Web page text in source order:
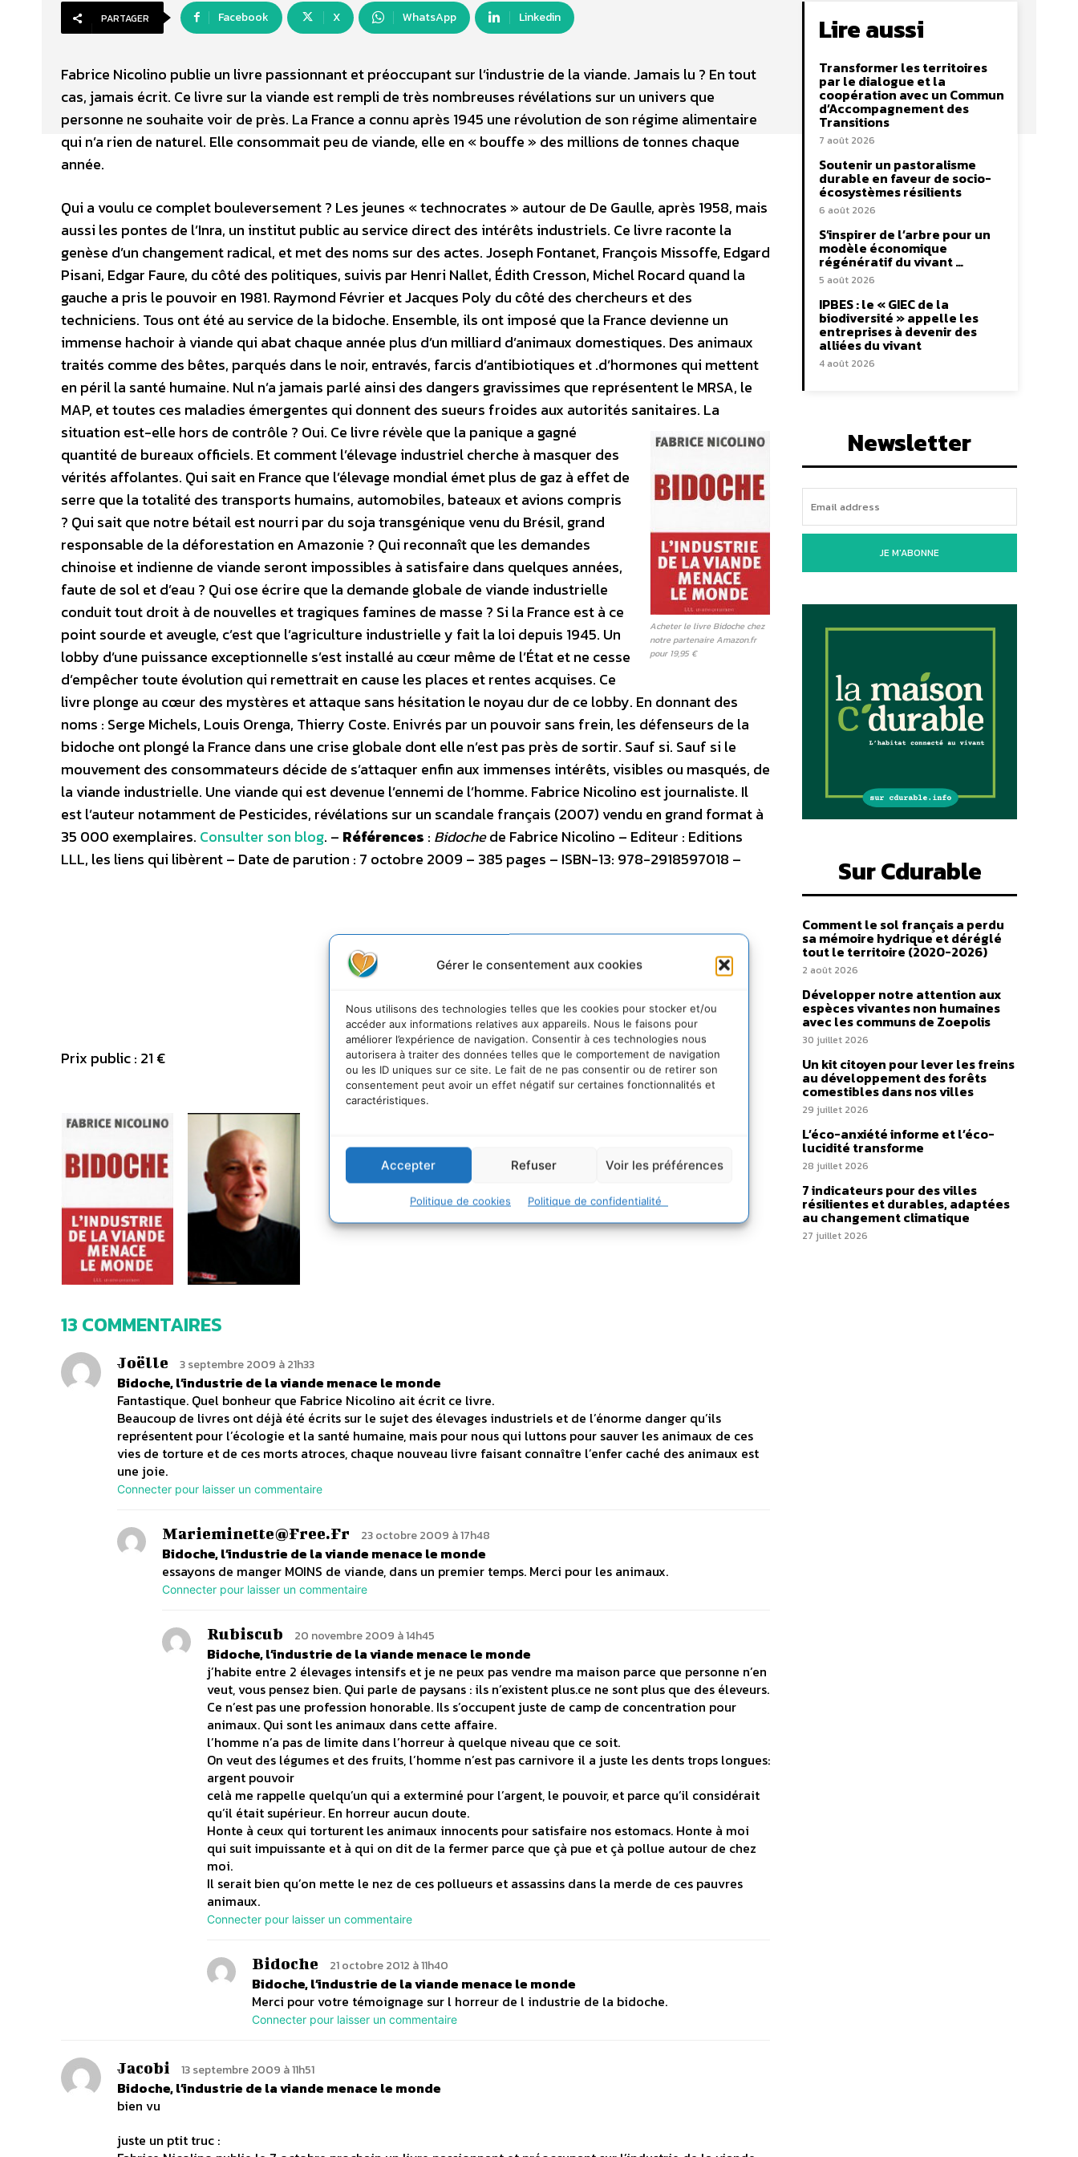
Gérer le consentement aux cookies
Nous utilisons des technologies telles que les cookies pour stocker et/ou
accéder aux informations relatives aux appareils. Nous le faisons pour
améliorer l’expérience de navigation. Consentir à ces technologies nous
autorisera à traiter des données telles que le comportement de navigation
ou les ID uniques sur ce site. Le fait de ne pas consentir ou de retirer son
consentement peut avoir un effet négatif sur certaines fonctionnalités et
caractéristiques.
Accepter Refuser Voir les préférences
Politique de cookies Politique de confidentialité
PARTAGER Facebook X WhatsApp Linkedin
Fabrice Nicolino publie un livre passionnant et préoccupant sur l’industrie de la viande. Jamais lu ? En tout
cas, jamais écrit. Ce livre sur la viande est rempli de très nombreuses révélations sur un univers que
personne ne souhaite voir de près. La France a connu après 1945 une révolution de son régime alimentaire
qui n’a rien de naturel. Elle consommait peu de viande, elle en « bouffe » des millions de tonnes chaque
année.
Qui a voulu ce complet bouleversement ? Les jeunes « technocrates » autour de De Gaulle, après 1958, mais
aussi les pontes de l’Inra, un institut public au service direct des intérêts industriels. Ce livre raconte la
genèse d’un changement radical, et met des noms sur des actes. Joseph Fontanet, François Missoffe, Edgard
Pisani, Edgar Faure, du côté des politiques, suivis par Henri Nallet, Édith Cresson, Michel Rocard quand la
gauche a pris le pouvoir en 1981. Raymond Février et Jacques Poly du côté des chercheurs et des
techniciens. Tous ont été au service de la bidoche. Ensemble, ils ont imposé que la France devienne un
immense hachoir à viande qui abat chaque année plus d’un milliard d’animaux domestiques. Des animaux
traités comme des bêtes, parqués dans le noir, entravés, farcis d’antibiotiques et .d’hormones qui mettent
en péril la santé humaine. Nul n’a jamais parlé ainsi des dangers gravissimes que représentent le MRSA, le
MAP, et toutes ces maladies émergentes qui donnent des sueurs froides aux autorités sanitaires.
Acheter le livre Bidoche chez
notre partenaire Amazon.fr
pour 19,95 €
La
situation est-elle hors de contrôle ? Oui. Ce livre révèle que la panique a gagné
quantité de bureaux officiels. Et comment l’élevage industriel cherche à masquer des
vérités affolantes. Qui sait en France que l’élevage mondial émet plus de gaz à effet de
serre que la totalité des transports humains, automobiles, bateaux et avions compris
? Qui sait que notre bétail est nourri par du soja transgénique venu du Brésil, grand
responsable de la déforestation en Amazonie ? Qui reconnaît que les demandes
chinoise et indienne de viande seront impossibles à satisfaire dans quelques années,
faute de sol et d’eau ? Qui ose écrire que la demande globale de viande industrielle
conduit tout droit à de nouvelles et tragiques famines de masse ? Si la France est à ce
point sourde et aveugle, c’est que l’agriculture industrielle y fait la loi depuis 1945. Un
lobby d’une puissance exceptionnelle s’est installé au cœur même de l’État et ne cesse
d’empêcher toute évolution qui remettrait en cause les places et rentes acquises. Ce
livre plonge au cœur des mystères et attaque sans hésitation le noyau dur de ce lobby. En donnant des
noms : Serge Michels, Louis Orenga, Thierry Coste. Enivrés par un pouvoir sans frein, les défenseurs de la
bidoche ont plongé la France dans une crise globale dont elle n’est pas près de sortir. Sauf si. Sauf si le
mouvement des consommateurs décide de s’attaquer enfin aux immenses intérêts, visibles ou masqués, de
la viande industrielle. Une viande qui est devenue l’ennemi de l’homme. Fabrice Nicolino est journaliste. Il
est l’auteur notamment de Pesticides, révélations sur un scandale français (2007) vendu en grand format à
35 000 exemplaires. Consulter son blog. – Références : Bidochede Fabrice Nicolino – Editeur : Editions
LLL, les liens qui libèrent – Date de parution : 7 octobre 2009 – 385 pages – ISBN-13: 978-2918597018 –
Prix public : 21 €
13 COMMENTAIRES
Joëlle 3 septembre 2009 à 21h33
Bidoche, l’industrie de la viande menace le monde
Fantastique. Quel bonheur que Fabrice Nicolino ait écrit ce livre.
Beaucoup de livres ont déjà été écrits sur le sujet des élevages industriels et de l’énorme danger qu’ils
représentent pour l’écologie et la santé humaine, mais pour nous qui luttons pour sauver les animaux de ces
vies de torture et de ces morts atroces, chaque nouveau livre faisant connaître l’enfer caché des animaux est
une joie.
Connecter pour laisser un commentaire
Marieminette@free.fr 23 octobre 2009 à 17h48
Bidoche, l’industrie de la viande menace le monde
essayons de manger MOINS de viande, dans un premier temps. Merci pour les animaux.
Connecter pour laisser un commentaire
Rubiscub 20 novembre 2009 à 14h45
Bidoche, l’industrie de la viande menace le monde
j’habite entre 2 élevages intensifs et je ne peux pas vendre ma maison parce que personne n’en
veut, vous pensez bien. Qui parle de paysans : ils n’existent plus.ce ne sont plus que des éleveurs.
Ce n’est pas une profession honorable. Ils s’occupent juste de camp de concentration pour
animaux. Qui sont les animaux dans cette affaire.
l’homme n’a pas de limite dans l’horreur à quelque niveau que ce soit.
On veut des légumes et des fruits, l’homme n’est pas carnivore il a juste les dents trops longues:
argent pouvoir
celà me rappelle quelqu’un qui a exterminé pour l’argent, le pouvoir, et parce qu’il considérait
qu’il était supérieur. En horreur aucun doute.
Honte à ceux qui torturent les animaux innocents pour satisfaire nos estomacs. Honte à moi
qui suit impuissante et à qui on dit de la fermer parce que çà pue et çà pollue autour de chez
moi.
Il serait bien qu’on mette le nez de ces pollueurs et assassins dans la merde de ces pauvres
animaux.
Connecter pour laisser un commentaire
Bidoche 21 octobre 2012 à 11h40
Bidoche, l’industrie de la viande menace le monde
Merci pour votre témoignage sur l horreur de l industrie de la bidoche.
Connecter pour laisser un commentaire
Jacobi 13 septembre 2009 à 11h51
Bidoche, l’industrie de la viande menace le monde
bien vu
juste un ptit truc :
Lire aussi
Transformer les territoires
par le dialogue et la
coopération avec un Commun
d’Accompagnement des
Transitions
7 août 2026
Soutenir un pastoralisme
durable en faveur de socio-
écosystèmes résilients
6 août 2026
S’inspirer de l’arbre pour un
modèle économique
régénératif du vivant …
5 août 2026
IPBES : le « GIEC de la
biodiversité » appelle les
entreprises à devenir des
alliées du vivant
4 août 2026
Newsletter
JE M'ABONNE
Sur Cdurable
Comment le sol français a perdu
sa mémoire hydrique et déréglé
tout le territoire (2020-2026)
2 août 2026
Développer notre attention aux
espèces vivantes non humaines
avec les communs de Zoepolis
30 juillet 2026
Un kit citoyen pour lever les freins
au développement des forêts
comestibles dans nos villes
29 juillet 2026
L’éco-anxiété informe et l’éco-
lucidité transforme
28 juillet 2026
7 indicateurs pour des villes
résilientes et durables, adaptées
au changement climatique
27 juillet 2026